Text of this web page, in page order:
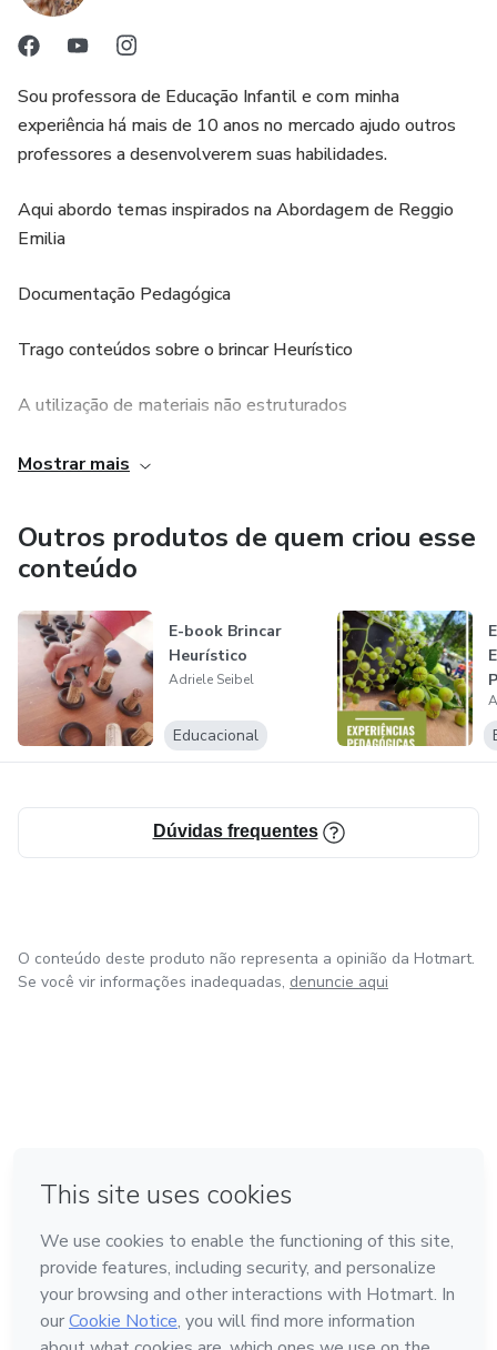
Sou professora de Educação Infantil e com minha
experiência há mais de 10 anos no mercado ajudo outros
professores a desenvolverem suas habilidades.
Aqui abordo temas inspirados na Abordagem de Reggio
Emilia
Documentação Pedagógica
Trago conteúdos sobre o brincar Heurístico
A utilização de materiais não estruturados
Como trabalhar com diversos elementos na Natureza
qualificar e estar diariamente aprendendo novos meios
para realizar um bom trabalho com as crianças no cotidiano
Mostrar mais
Outros produtos de quem criou esse
conteúdo
E-book Brincar
Heurístico
Adriele Seibel
Educacional
Dúvidas frequentes
O conteúdo deste produto não representa a opinião da Hotmart.
Se você vir informações inadequadas, denuncie aqui
Feito com ❤ em Bogotá
Conheça a Hotmart